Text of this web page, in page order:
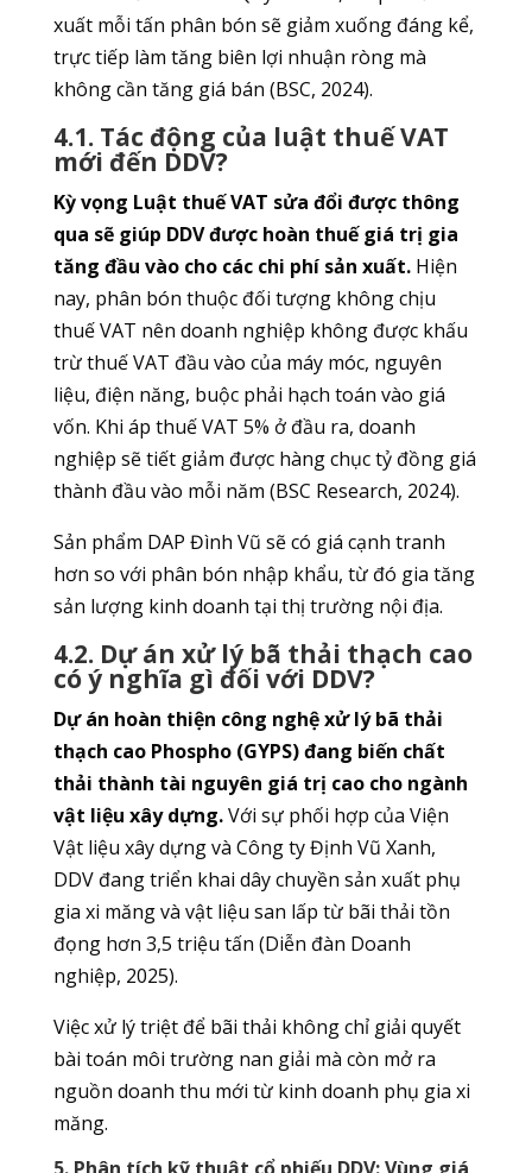
xuất mỗi tấn phân bón sẽ giảm xuống đáng kể,
trực tiếp làm tăng biên lợi nhuận ròng mà
không cần tăng giá bán (BSC, 2024).
4.1. Tác động của luật thuế VAT
mới đến DDV?
Kỳ vọng Luật thuế VAT sửa đổi được thông
qua sẽ giúp DDV được hoàn thuế giá trị gia
tăng đầu vào cho các chi phí sản xuất.Hiện
nay, phân bón thuộc đối tượng không chịu
thuế VAT nên doanh nghiệp không được khấu
trừ thuế VAT đầu vào của máy móc, nguyên
liệu, điện năng, buộc phải hạch toán vào giá
vốn. Khi áp thuế VAT 5% ở đầu ra, doanh
nghiệp sẽ tiết giảm được hàng chục tỷ đồng giá
thành đầu vào mỗi năm (BSC Research, 2024).
Sản phẩm DAP Đình Vũ sẽ có giá cạnh tranh
hơn so với phân bón nhập khẩu, từ đó gia tăng
sản lượng kinh doanh tại thị trường nội địa.
4.2. Dự án xử lý bã thải thạch cao
có ý nghĩa gì đối với DDV?
Dự án hoàn thiện công nghệ xử lý bã thải
thạch cao Phospho (GYPS) đang biến chất
thải thành tài nguyên giá trị cao cho ngành
vật liệu xây dựng.Với sự phối hợp của Viện
Vật liệu xây dựng và Công ty Định Vũ Xanh,
DDV đang triển khai dây chuyền sản xuất phụ
gia xi măng và vật liệu san lấp từ bãi thải tồn
đọng hơn 3,5 triệu tấn (Diễn đàn Doanh
nghiệp, 2025).
Việc xử lý triệt để bãi thải không chỉ giải quyết
bài toán môi trường nan giải mà còn mở ra
nguồn doanh thu mới từ kinh doanh phụ gia xi
măng.